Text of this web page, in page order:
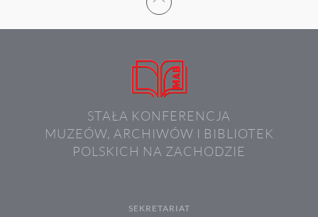
STAŁA KONFERENCJA
MUZEÓW, ARCHIWÓW I BIBLIOTEK
POLSKICH NA ZACHODZIE
SEKRETARIAT